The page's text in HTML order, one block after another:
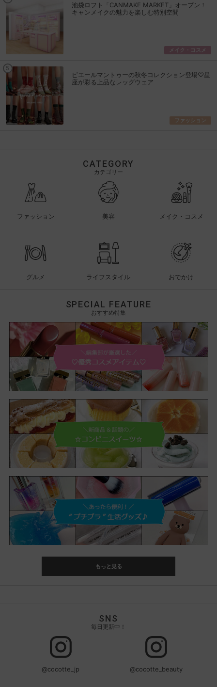
池袋ロフト「CANMAKE MARKET」オープン！
キャンメイクの魅力を楽しむ特別空間
メイク・コスメ
ピエールマントゥーの秋冬コレクション登場♡星
座が彩る上品なレッグウェア
ファッション
CATEGORY
カテゴリー
ファッション 美容 メイク・コスメ
グルメ ライフスタイル おでかけ
SPECIAL FEATURE
おすすめ特集
もっと見る
SNS
毎日更新中！
@cocotte_jp @cocotte_beauty